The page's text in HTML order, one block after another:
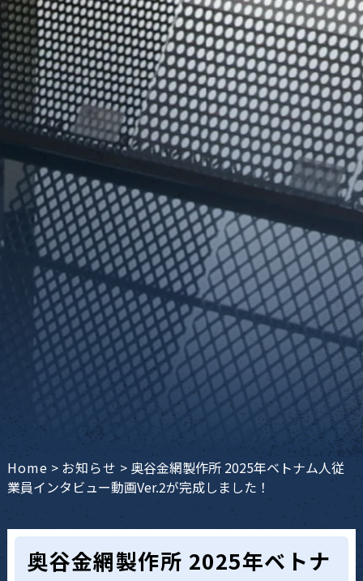
Home > お知らせ > 奥谷金網製作所 2025年ベトナム人従
業員インタビュー動画Ver.2が完成しました！
奥谷金網製作所 2025年ベトナ